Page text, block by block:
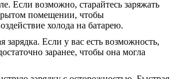
Если возможно, старайтесь заряжать
помещении, чтобы
холода на батарею.
зарядка. Если у вас есть возможность,
заранее, чтобы она могла